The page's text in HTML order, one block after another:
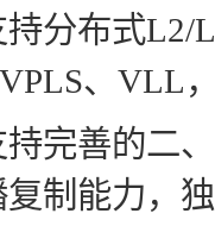
持分布式L2/
、VLL
持完善的二
复制能力，